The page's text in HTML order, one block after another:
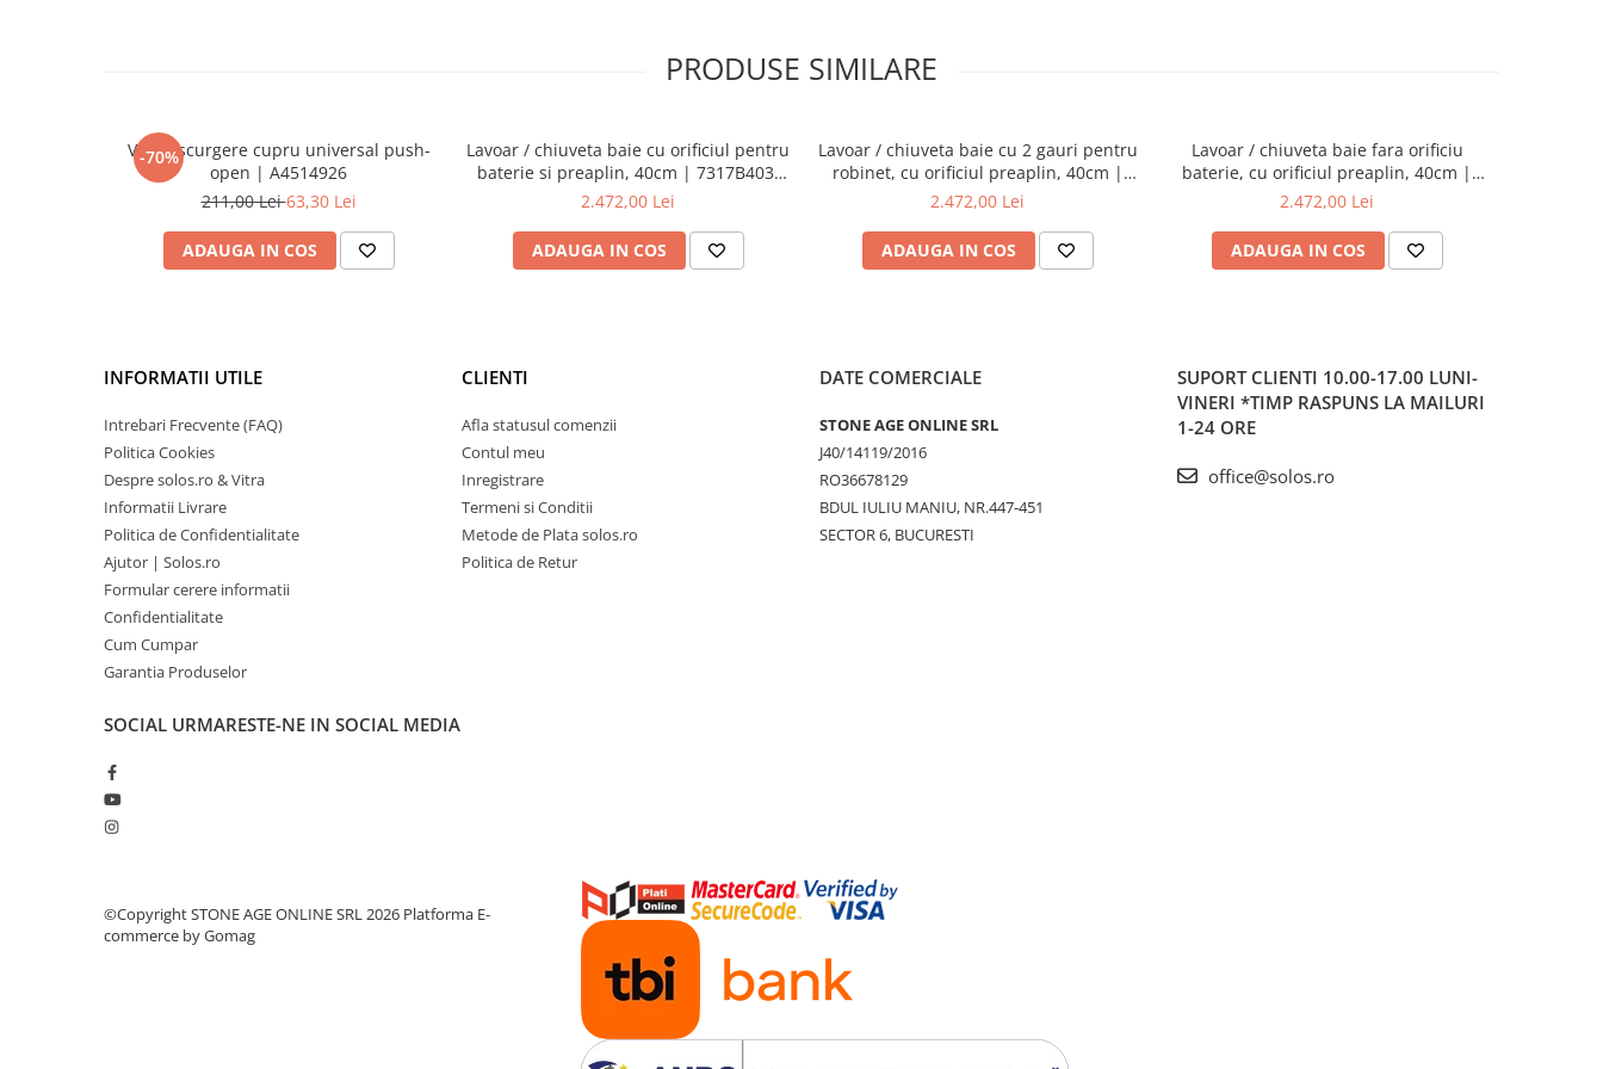
PRODUSE SIMILARE
-70%
Ventil scurgere cupru universal push-
open | A4514926
211,00 Lei63,30 Lei
ADAUGA IN COS
Lavoar / chiuveta baie cu orificiul pentru
baterie si preaplin, 40cm | 7317B403-
0001
2.472,00 Lei
ADAUGA IN COS
Lavoar / chiuveta baie cu 2 gauri pentru
robinet, cu orificiul preaplin, 40cm |
7317B403-1740
2.472,00 Lei
ADAUGA IN COS
Lavoar / chiuveta baie fara orificiu
baterie, cu orificiul preaplin, 40cm |
7317B403-0012
2.472,00 Lei
ADAUGA IN COS
INFORMATII UTILE
Intrebari Frecvente (FAQ)
Politica Cookies
Despre solos.ro & Vitra
Informatii Livrare
Politica de Confidentialitate
Ajutor | Solos.ro
Formular cerere informatii
Confidentialitate
Cum Cumpar
Garantia Produselor
CLIENTI
Afla statusul comenzii
Contul meu
Inregistrare
Termeni si Conditii
Metode de Plata solos.ro
Politica de Retur
DATE COMERCIALE
STONE AGE ONLINE SRL
J40/14119/2016
RO36678129
BDUL IULIU MANIU, NR.447-451
SECTOR 6, BUCURESTI
SUPORT CLIENTI 10.00-17.00 LUNI-
VINERI *TIMP RASPUNS LA MAILURI
1-24 ORE
office@solos.ro
SOCIAL URMARESTE-NE IN SOCIAL MEDIA
©Copyright STONE AGE ONLINE SRL 2026 Platforma E-
commerce by Gomag